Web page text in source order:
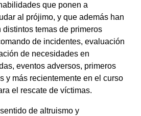
que ponen a
al prójimo, y que además han
temas de primeros
de incidentes, evaluación
de necesidades en
eventos adversos, primeros
y más recientemente en el curso
el rescate de víctimas.
de altruismo y